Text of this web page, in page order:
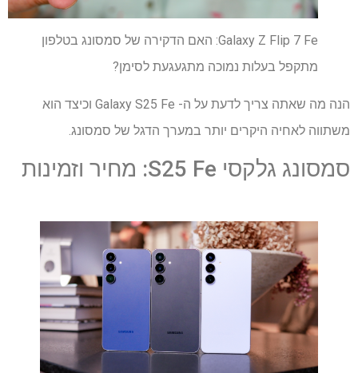
Galaxy Z Flip 7 Fe: האם הדקירה של סמסונג בטלפון
מתקפל בעלות נמוכה מתגעגעת לסימן?
הנה מה שאתה צריך לדעת על ה- Galaxy S25 Fe וכיצד הוא
משתווה לאחיה היקרים יותר במערך הדגל של סמסונג.
סמסונג גלקסי S25 Fe: מחיר וזמינות